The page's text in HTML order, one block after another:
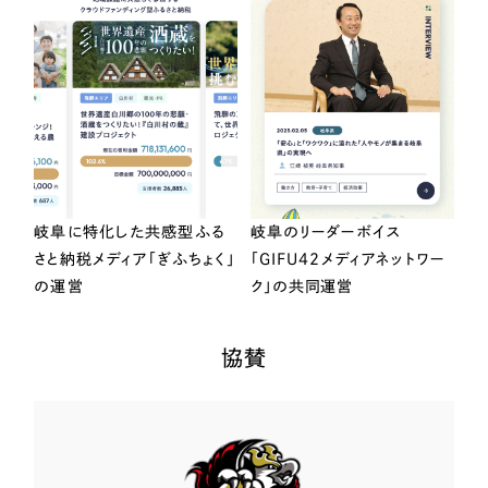
岐阜に特化した共感型ふる
さと納税メディア「ぎふちょく」
の運営
岐阜のリーダーボイス
「GIFU42メディアネットワー
ク」の共同運営
協賛